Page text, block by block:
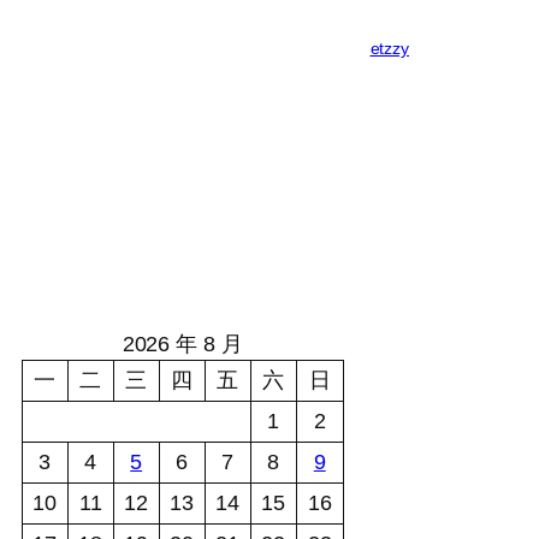
etzzy
2026 年 8 月
一
二 三 四 五 六
日
1
2
3
4 5 6 7 8
9
10
11 12 13 14 15
16